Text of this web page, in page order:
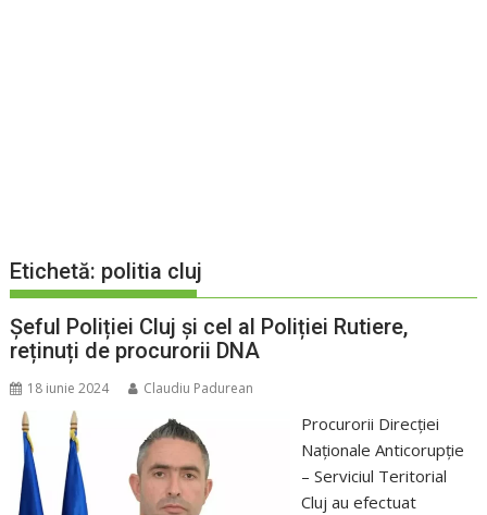
Etichetă: politia cluj
Șeful Poliției Cluj și cel al Poliției Rutiere,
reținuți de procurorii DNA
18 iunie 2024 Claudiu Padurean
Procurorii Direcției
Naționale Anticorupție
– Serviciul Teritorial
Cluj au efectuat